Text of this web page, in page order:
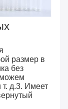
размер в
без
т. д.3. Имеет